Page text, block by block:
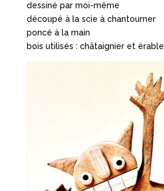
dessiné par moi-même
découpé à la scie à chantourner
poncé à la main
bois utilisés : châtaignier et érable